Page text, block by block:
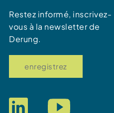
Restez informé, inscrivez-
vous à la newsletter de
Derung.
enregistrez